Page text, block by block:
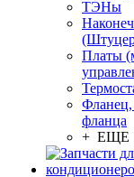
ТЭНы
Платы
Фланец,
фланца
+ ЕЩЕ